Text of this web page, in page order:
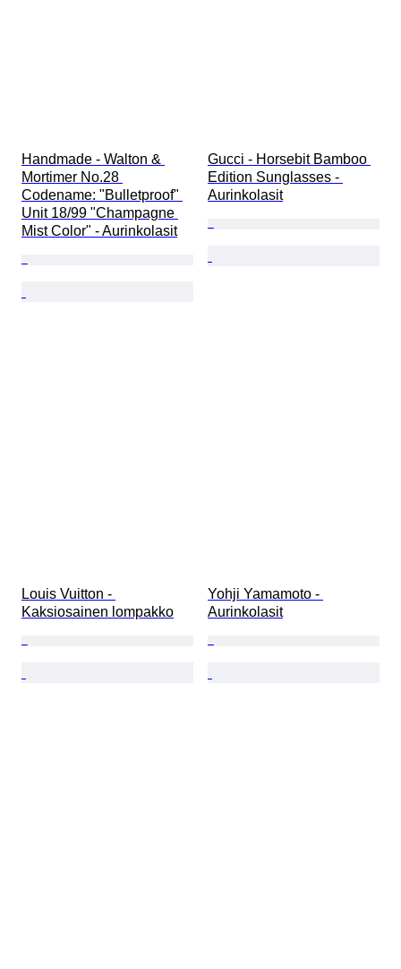
Handmade - Walton &
Mortimer No.28
Codename: "Bulletproof"
Unit 18/99 "Champagne
Mist Color" - Aurinkolasit
Gucci - Horsebit Bamboo
Edition Sunglasses -
Aurinkolasit
Louis Vuitton -
Kaksiosainen lompakko
Yohji Yamamoto -
Aurinkolasit